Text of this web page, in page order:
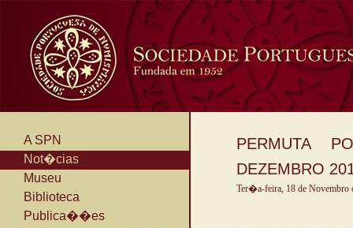
A SPN
Not�cias
Museu
Biblioteca
Publica��es
PERMUTA
DEZEMBRO
Ter�a-feira, 18 de Novembro